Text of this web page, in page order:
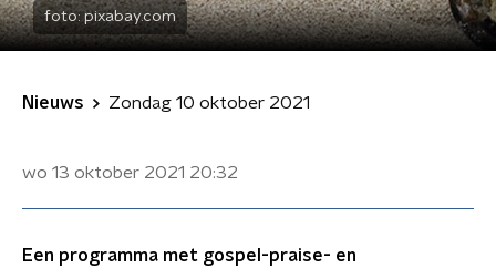
foto: pixabay.com
Nieuws Zondag 10 oktober 2021
wo 13 oktober 2021 20:32
Een programma met gospel-praise- en